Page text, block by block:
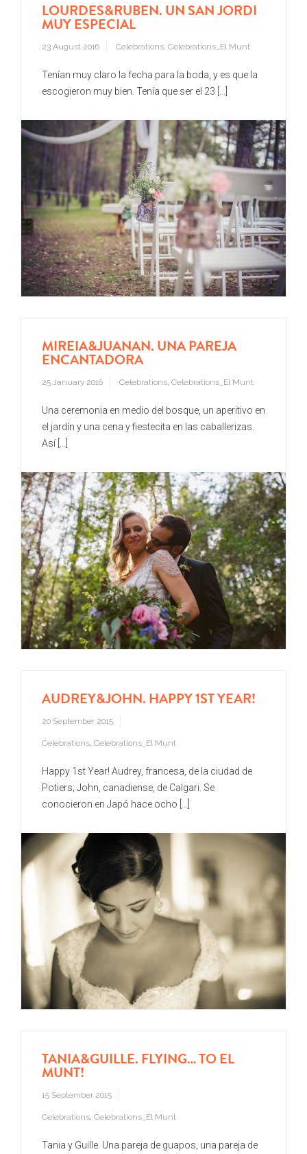
LOURDES&RUBEN. UN SAN JORDI
MUY ESPECIAL
23 August 2016 Celebrations, Celebrations_El Munt
Tenían muy claro la fecha para la boda, y es que la
escogieron muy bien. Tenía que ser el 23 [...]
MIREIA&JUANAN. UNA PAREJA
ENCANTADORA
25 January 2016 Celebrations, Celebrations_El Munt
Una ceremonia en medio del bosque, un aperitivo en
el jardín y una cena y fiestecita en las caballerizas.
Así [...]
AUDREY&JOHN. HAPPY 1ST YEAR!
20 September 2015
Celebrations Celebrations_El Munt
Happy 1st Year! Audrey, francesa, de la ciudad de
Potiers; John, canadiense, de Calgari. Se
conocieron en Japó hace ocho [...]
TANIA&GUILLE. FLYING… TO EL
MUNT!
15 September 2015
Celebrations, Celebrations_El Munt
Tania y Guille. Una pareja de guapos, una pareja de